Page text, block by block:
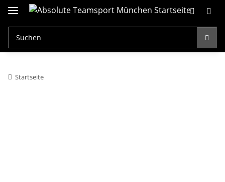
Startseite